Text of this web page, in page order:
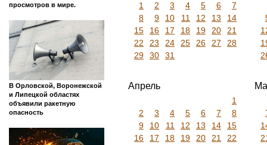
просмотров в мире.
В Орловской, Воронежской
и Липецкой областях
объявили ракетную
опасность
1 2 3 4 5 6
7
8
9 10 11 12 13
14
15
16 17 18 19 20
21
22
23 24 25 26 27
28
29
30 31
Апрель
1
2
3 4 5 6 7
8
9
10 11 12 13 14
15
16
17 18 19 20 21
22